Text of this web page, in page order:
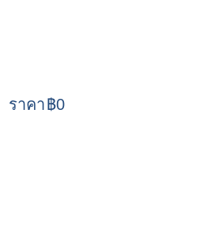
ราคา฿0